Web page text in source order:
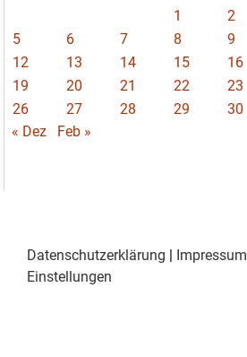
1 2
5
6 7 8 9
12
13 14 15 16
19
20 21 22 23
26
27 28 29 30
« Dez
Feb »
Datenschutzerklärung Impressum
Einstellungen